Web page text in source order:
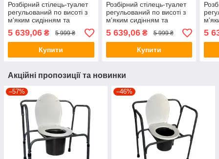
Розбірний стілець-туалет
регульований по висоті з
м'яким сидінням та
навантаженням до 100кг
OSD-3105, (код 34278)
5 639,06 ₴ 5 999 ₴
Купити
Розбірний стілець-туалет
регульований по висоті з
м'яким сидінням та
навантаженням до 100кг
OSD-3105 (код 132671)
5 639,06₴ 5 999 ₴
Купити
5
Акційні пропозиції та новинки
–57% –46%